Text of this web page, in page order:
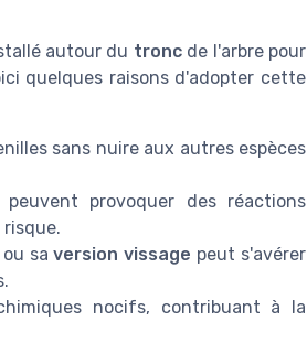
autour du troncde l'arbre pour
quelques raisons d'adopter cette
sans nuire aux autres espèces
provoquer des réactions
ou saversion vissage peut s'avérer
nocifs, contribuant à la